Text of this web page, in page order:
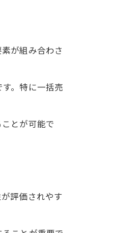
が組み合わさ
。特に一括売
とが可能で
評価されやす